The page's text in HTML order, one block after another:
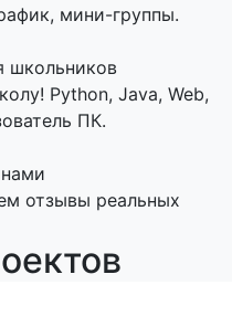
мини-группы.
школьников
Python, Java, Web,
ПК.
отзывы реальных